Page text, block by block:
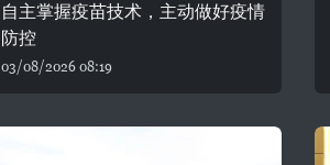
自主掌握疫苗技术，主动做好疫情
防控
03/08/2026 08:19